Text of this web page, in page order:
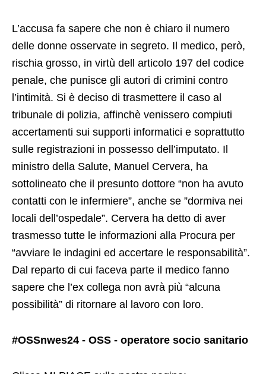
L’accusa fa sapere che non è chiaro il numero
delle donne osservate in segreto. Il medico, però,
rischia grosso, in virtù dell articolo 197 del codice
penale, che punisce gli autori di crimini contro
l’intimità. Si è deciso di trasmettere il caso al
tribunale di polizia, affinchè venissero compiuti
accertamenti sui supporti informatici e soprattutto
sulle registrazioni in possesso dell’imputato. Il
ministro della Salute, Manuel Cervera, ha
sottolineato che il presunto dottore “non ha avuto
contatti con le infermiere”, anche se ”dormiva nei
locali dell’ospedale”. Cervera ha detto di aver
trasmesso tutte le informazioni alla Procura per
“avviare le indagini ed accertare le responsabilità”.
Dal reparto di cui faceva parte il medico fanno
sapere che l’ex collega non avrà più “alcuna
possibilità” di ritornare al lavoro con loro.
#OSSnwes24 - OSS - operatore socio sanitario